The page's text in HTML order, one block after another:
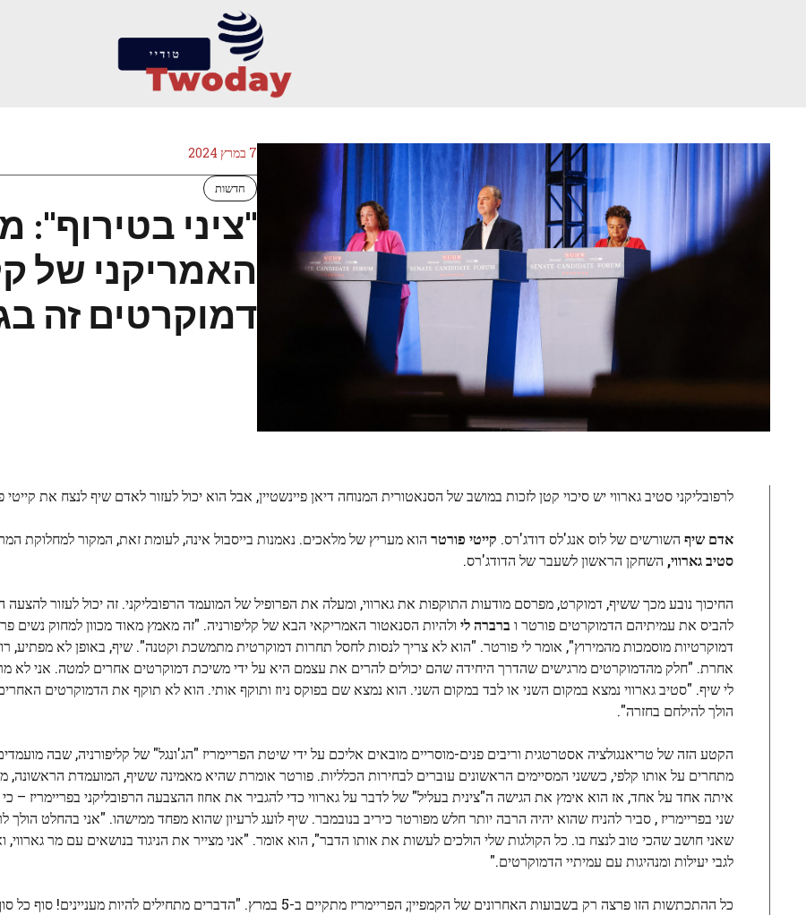
7 במרץ 2024
חדשות
"ציני בטירוף":
האמריקני של
דמוקרטים זה
לרפובליקני סטיב גארווי יש סיכוי קטן לזכות במושב של הסנאטורית המנוחה דיאן פיינשטיין, אבל הוא יכול לעזור לאדם שיף לנצח את קייטי
אדם שיף השורשים של לוס אנג'לס דודג'רס. קייטי פורטר הוא מעריץ של מלאכים. נאמנות בייסבול אינה, לעומת זאת, המקור למחלוקת המר
סטיב גארווי, השחקן הראשון לשעבר של הדודג'רס.
החיכוך נובע מכך ששיף, דמוקרט, מפרסם מודעות התוקפות את גארווי, ומעלה את הפרופיל של המועמד הרפובליקני. זה יכול לעזור
להביס את עמיתיהם הדמוקרטים פורטר ו ברברה לי ולהיות הסנאטור האמריקאי הבא של קליפורניה. "זה מאמץ מאוד מכוון למחוק נשים
דמוקרטיות מוסמכות מהמירוץ", אומר לי פורטר. "הוא לא צריך לנסות לחסל תחרות דמוקרטית מתמשכת וקטנה". שיף, באופן לא מפתיע,
אחרת. "חלק מהדמוקרטים מרגישים שהדרך היחידה שהם יכולים להרים את עצמם היא על ידי משיכת דמוקרטים אחרים למטה. אני לא
לי שיף. "סטיב גארווי נמצא במקום השני או לבד במקום השני. הוא נמצא שם בפוקס ניוז ותוקף אותי. הוא לא תוקף את הדמוקרטים
הולך להילחם בחזרה".
הקטע הזה של טריאנגולציה אסטרטגית וריבים פנים-מוסריים מובאים אליכם על ידי שיטת הפריימריז "הג'ונגל" של קליפורניה, שבה
מתחרים על אותו קלפי, כששני המסיימים הראשונים עוברים לבחירות הכלליות. פורטר אומרת שהיא מאמינה ששיף, המועמדת הראשונה,
איתה אחד על אחד, אז הוא אימץ את הגישה ה"צינית בעליל" של לדבר על גארווי כדי להגביר את אחוז ההצבעה הרפובליקני בפריימריז – כי
שני בפריימריז , סביר להניח שהוא יהיה הרבה יותר חלש מפורטר כיריב בנובמבר. שיף לועג לרעיון שהוא מפחד ממישהו. "אני בהחלט הולך
שאני חושב שהכי טוב לנצח בו. כל הקולגות שלי הולכים לעשות את אותו הדבר", הוא אומר. "אני מצייר את הניגוד בנושאים עם מר גארווי,
לגבי יעילות ומנהיגות עם עמיתיי הדמוקרטים."
כל ההתכתשות הזו פרצה רק בשבועות האחרונים של הקמפיין; הפריימריז מתקיים ב-5 במרץ. "הדברים מתחילים להיות